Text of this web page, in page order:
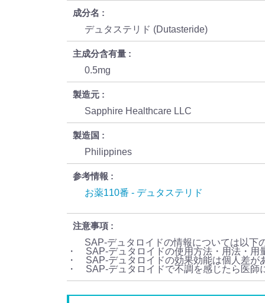
成分名
デュタステリド (Dutasteride)
主成分含有量
0.5mg
製造元
Sapphire Healthcare LLC
製造国
Philippines
参考情報
お薬110番 - デュタステリド
注意事項
SAP-デュタロイドの情報については以下
・ SAP-デュタロイドの使用方法・用法・用
・ SAP-デュタロイドの効果効能は個人差が
・ SAP-デュタロイドで不調を感じたら医師